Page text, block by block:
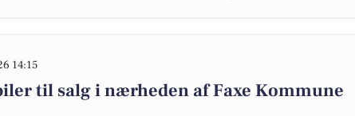
14:15
til salg i nærheden af Faxe Kommune